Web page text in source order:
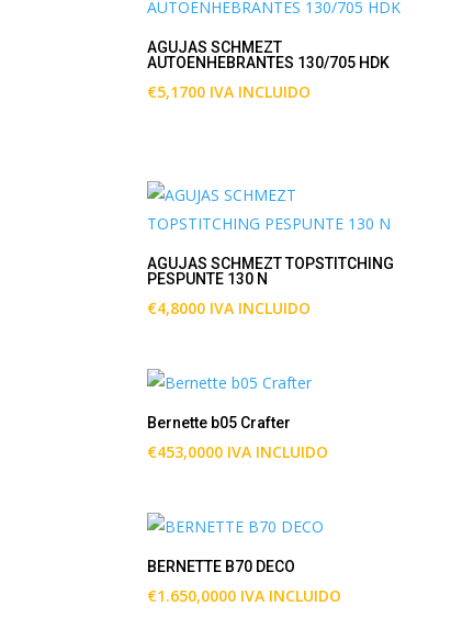
AGUJAS SCHMEZT
AUTOENHEBRANTES 130/705 HDK
€5,1700 IVA INCLUIDO
AGUJAS SCHMEZT TOPSTITCHING
PESPUNTE 130 N
€4,8000 IVA INCLUIDO
Bernette b05 Crafter
€453,0000 IVA INCLUIDO
BERNETTE B70 DECO
€1.650,0000 IVA INCLUIDO